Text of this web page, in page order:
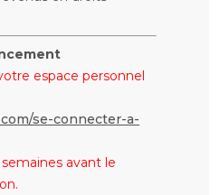
espace personnel
se-connecter-a-
avant le